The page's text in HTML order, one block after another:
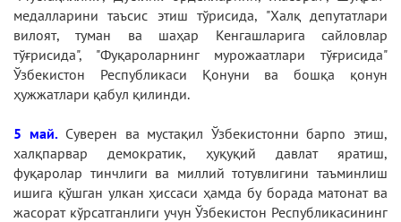
медалларини таъсис этиш тўрисида, "Халқ депутатлари
вилоят, туман ва шаҳар Кенгашларига сайловлар
тўғрисида", "Фуқароларнинг мурожаатлари тўғрисида"
Ўзбекистон Республикаси Қонуни ва бошқа қонун
ҳужжатлари қабул қилинди.
5 май.Суверен ва мустақил Ўзбекистонни барпо этиш,
халқпарвар демократик, ҳуқуқий давлат яратиш,
фуқаролар тинчлиги ва миллий тотувлигини таъминлиш
ишига қўшган улкан ҳиссаси ҳамда бу борада матонат ва
жасорат кўрсатганлиги учун Ўзбекистон Республикасининг